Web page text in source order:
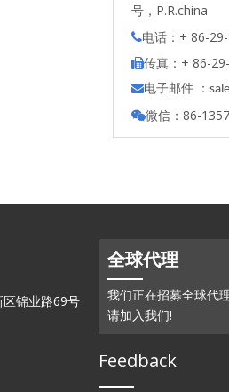
号，P.R.china
电话：+ 86-
传真：+ 86-
电子邮件 ： s
微信：86-
锦业路69号
全球代理
我们正在招募全球代
请加入我们!
Feedback